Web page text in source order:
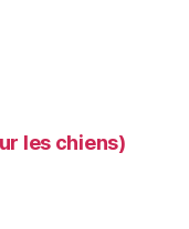
les chiens)